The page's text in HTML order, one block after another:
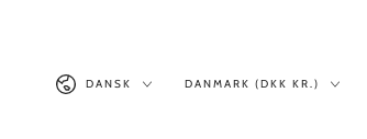
SprogDANSK Land/område
DANMARK (DKK KR.)